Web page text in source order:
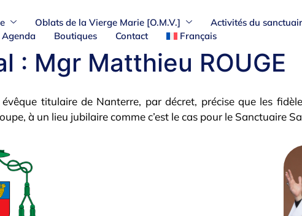
Oblats de la Vierge Marie [O.M.V.]
Activités du
Agenda Boutiques Contact Français
: Mgr Matthieu ROUGE
titulaire de Nanterre, par décret, précise que les
à un lieu jubilaire comme c’est le cas pour le Sanctuaire